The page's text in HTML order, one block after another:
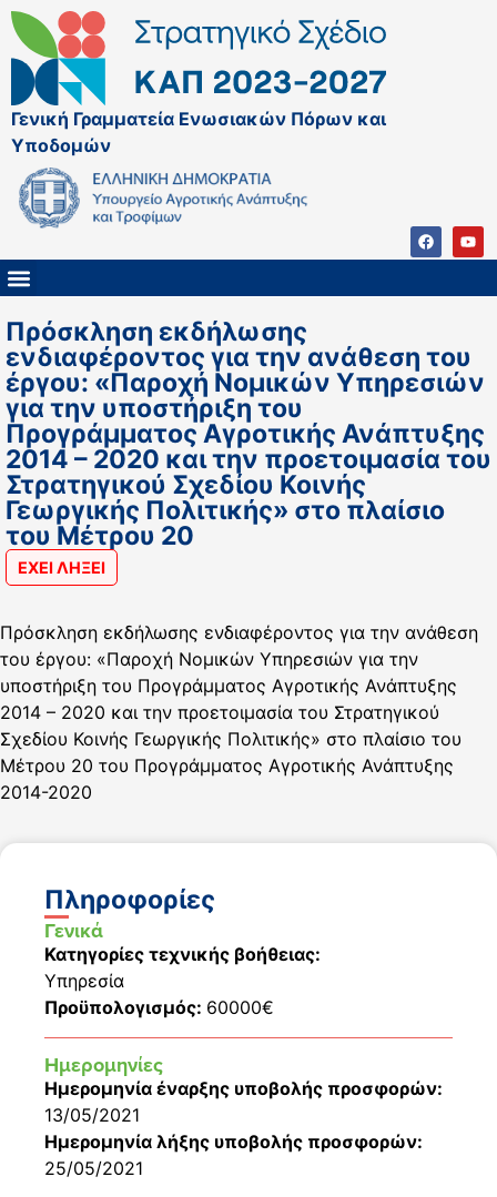
Γενική Γραμματεία Ενωσιακών Πόρων και
Υποδομών
Πρόσκληση εκδήλωσης
ενδιαφέροντος για την ανάθεση του
έργου: «Παροχή Νομικών Υπηρεσιών
για την υποστήριξη του
Προγράμματος Αγροτικής Ανάπτυξης
2014 – 2020 και την προετοιμασία του
Στρατηγικού Σχεδίου Κοινής
Γεωργικής Πολιτικής» στο πλαίσιο
του Μέτρου 20
ΕΧΕΙ ΛΗΞΕΙ
Πρόσκληση εκδήλωσης ενδιαφέροντος για την ανάθεση
του έργου: «Παροχή Νομικών Υπηρεσιών για την
υποστήριξη του Προγράμματος Αγροτικής Ανάπτυξης
2014 – 2020 και την προετοιμασία του Στρατηγικού
Σχεδίου Κοινής Γεωργικής Πολιτικής» στο πλαίσιο του
Μέτρου 20 του Προγράμματος Αγροτικής Ανάπτυξης
2014-2020
Πληροφορίες
Γενικά
Κατηγορίες τεχνικής βοήθειας:
Υπηρεσία
Προϋπολογισμός: 60000€
Ημερομηνίες
Ημερομηνία έναρξης υποβολής προσφορών:
13/05/2021
Ημερομηνία λήξης υποβολής προσφορών:
25/05/2021